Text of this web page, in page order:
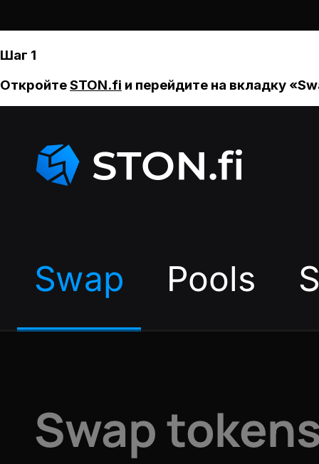
Шаг 1
ОткройтеSTON.fi и перейдите на вкладку